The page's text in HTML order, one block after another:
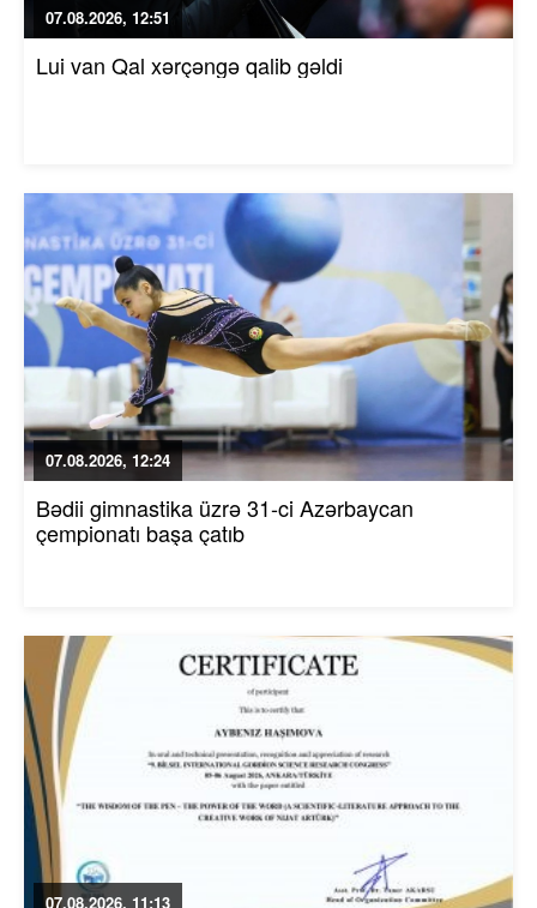
07.08.2026, 12:51
Lui van Qal xərçəngə qalib gəldi
07.08.2026, 12:24
Bədii gimnastika üzrə 31-ci Azərbaycan
çempionatı başa çatıb
07.08.2026, 11:13